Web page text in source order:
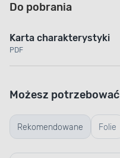
Do pobrania
Karta charakterystyki
PDF
Rekomendowane Folie
Możesz potrzebować